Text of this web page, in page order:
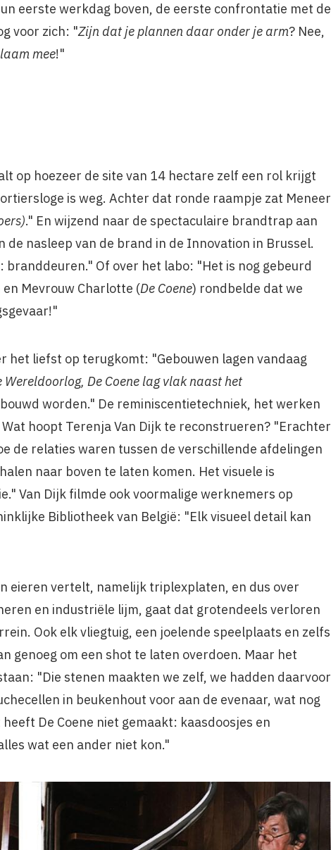
eerste werkdag boven, de eerste confrontatie met de
voor zich: "Zijn dat je plannen daar onder je arm? Nee,
mee!"
op hoezeer de site van 14 hectare zelf een rol krijgt
is weg. Achter dat ronde raampje zat Meneer
." En wijzend naar de spectaculaire brandtrap aan
nasleep van de brand in de Innovation in Brussel.
branddeuren." Of over het labo: "Het is nog gebeurd
Mevrouw Charlotte (De Coene) rondbelde dat we
het liefst op terugkomt: "Gebouwen lagen vandaag
De Coene lag vlak naast het
worden." De reminiscentietechniek, het werken
hoopt Terenja Van Dijk te reconstrueren? "Erachter
de relaties waren tussen de verschillende afdelingen
naar boven te laten komen. Het visuele is
Van Dijk filmde ook voormalige werknemers op
Bibliotheek van België: "Elk visueel detail kan
eieren vertelt, namelijk triplexplaten, en dus over
en industriële lijm, gaat dat grotendeels verloren
Ook elk vliegtuig, een joelende speelplaats en zelfs
genoeg om een shot te laten overdoen. Maar het
"Die stenen maakten we zelf, we hadden daarvoor
in beukenhout voor aan de evenaar, wat nog
De Coene niet gemaakt: kaasdoosjes en
wat een ander niet kon."